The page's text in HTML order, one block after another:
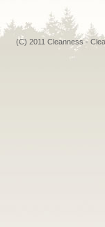
(C) 2011 Cleanness -